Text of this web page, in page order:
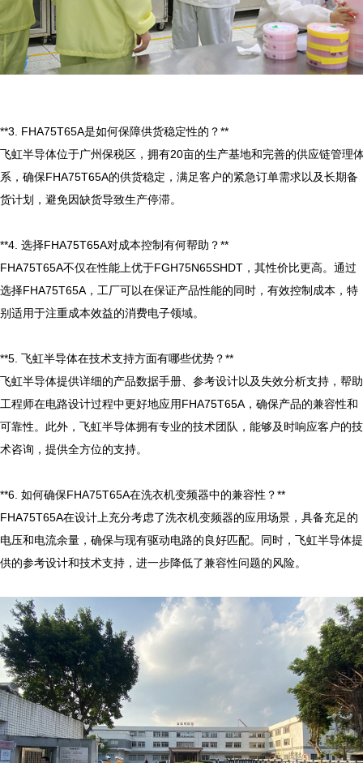
**3. FHA75T65A是如何保障供货稳定性的？**
飞虹半导体位于广州保税区，拥有20亩的生产基地和完善的供应链管理
系，确保FHA75T65A的供货稳定，满足客户的紧急订单需求以及长期备
货计划，避免因缺货导致生产停滞。
**4. 选择FHA75T65A对成本控制有何帮助？**
FHA75T65A不仅在性能上优于FGH75N65SHDT，其性价比更高。通过
选择FHA75T65A，工厂可以在保证产品性能的同时，有效控制成本，特
别适用于注重成本效益的消费电子领域。
**5. 飞虹半导体在技术支持方面有哪些优势？**
飞虹半导体提供详细的产品数据手册、参考设计以及失效分析支持，帮助
工程师在电路设计过程中更好地应用FHA75T65A，确保产品的兼容性和
可靠性。此外，飞虹半导体拥有专业的技术团队，能够及时响应客户的技
术咨询，提供全方位的支持。
**6. 如何确保FHA75T65A在洗衣机变频器中的兼容性？**
FHA75T65A在设计上充分考虑了洗衣机变频器的应用场景，具备充足的
电压和电流余量，确保与现有驱动电路的良好匹配。同时，飞虹半导体提
供的参考设计和技术支持，进一步降低了兼容性问题的风险。